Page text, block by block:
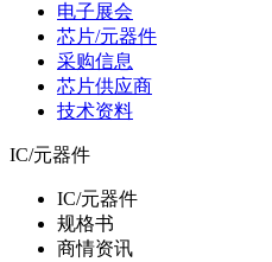
电子展会
芯片/元器件
采购信息
芯片供应商
技术资料
IC/元器件
IC/元器件
规格书
商情资讯